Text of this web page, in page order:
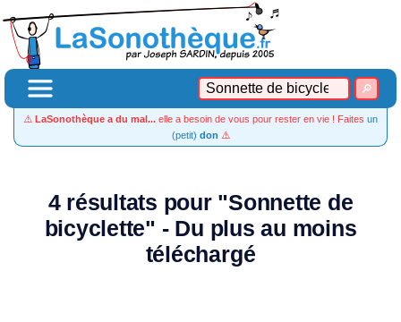
⚠️ LaSonothèque a du mal... elle a besoin de vous pour rester en vie ! Faites un
(petit) don ⚠️
4 résultats pour "Sonnette de
bicyclette" - Du plus au moins
téléchargé